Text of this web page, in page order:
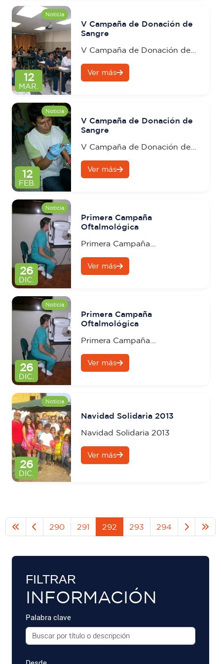
FILTRAR
INFORMACIÓN
Palabra clave
12
MAR.
Noticia
V Campaña de Donación de
Sangre
V Campaña de Donación de
Sangre
Ver más
12
FEB.
Noticia
V Campaña de Donación de
Sangre
V Campaña de Donación de
Sangre
Ver más
26
DIC.
Noticia
Primera Campaña
Oftalmológica
Primera Campaña
Oftalmológica
Ver más
26
DIC.
Noticia
Primera Campaña
Oftalmológica
Primera Campaña
Oftalmológica
Ver más
26
DIC.
Noticia
Navidad Solidaria 2013
Navidad Solidaria 2013
Ver más
290 291 292 293 294